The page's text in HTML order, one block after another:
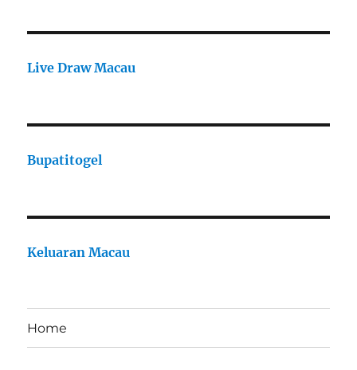
Live Draw Macau
Bupatitogel
Keluaran Macau
Home